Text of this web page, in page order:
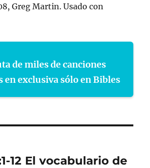
Greg Martin. Usado con
de miles de canciones
en exclusiva sólo en Bibles
12 El vocabulario de